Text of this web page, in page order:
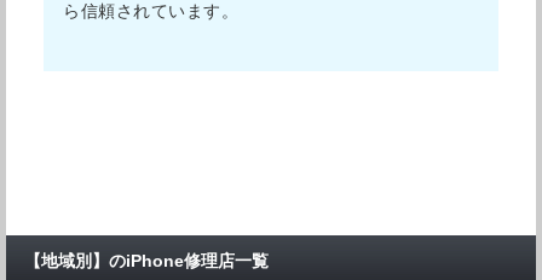
ら信頼されています。
【地域別】のiPhone修理店一覧